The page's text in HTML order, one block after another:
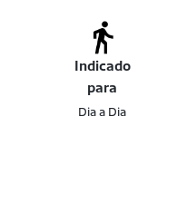
Indicado
para
Dia a Dia